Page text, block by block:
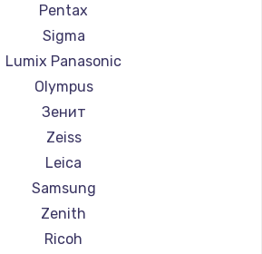
Pentax
Sigma
Lumix Panasonic
Olympus
Зенит
Zeiss
Leica
Samsung
Zenith
Ricoh